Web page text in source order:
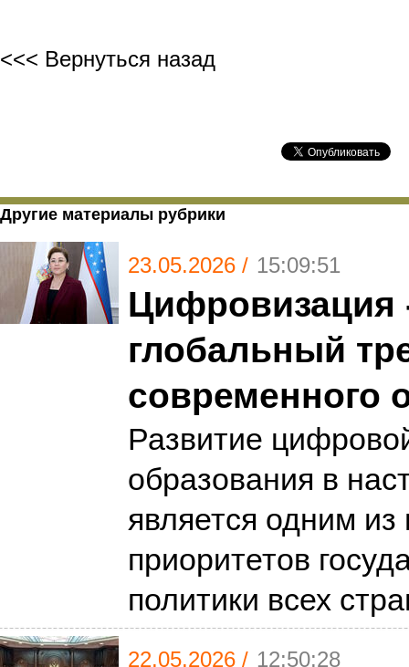
<<< Вернуться назад
Другие материалы рубрики
23.05.2026 / 15:09:51
Цифровизация
глобальный
современного
Развитие
образования в
является одним из
приоритетов
политики всех
22.05.2026 / 12:50:28